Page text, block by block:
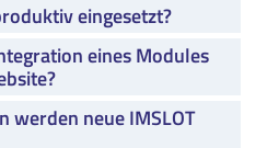
eingesetzt?
eines Modules
werden neue IMSLOT